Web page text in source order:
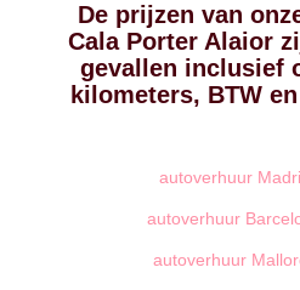
De prijzen van
Cala Porter Alaior
gevallen inclusief
kilometers, BTW
autoverhuur
autoverhuur
autoverhuur